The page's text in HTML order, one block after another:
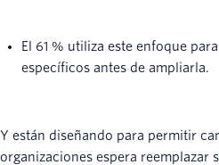
El 61 % utiliza este enfoque
específicos antes de ampliarla.
Y están diseñando para permitir
organizaciones espera reemplazar